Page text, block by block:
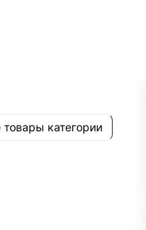
товары категории